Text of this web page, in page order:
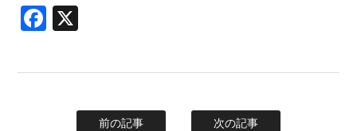
Facebook
前の記事 次の記事